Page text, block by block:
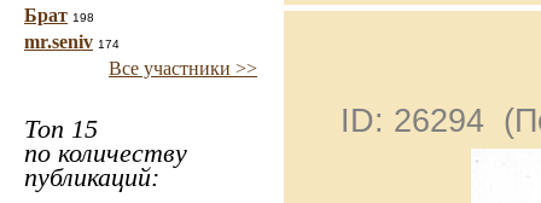
Брат 198
mr.seniv 174
Все участники >>
Топ 15
по количеству
публикаций:
ID: 26294